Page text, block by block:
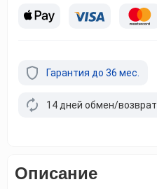
Гарантия до 36 мес.
14 дней обмен/возврат
Описание